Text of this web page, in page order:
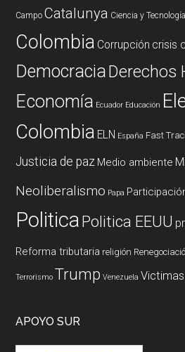
Campo Catalunya Ciencia y Tecnología
Colombia Corrupción crisis
DemocraciaDerechos
Economía Ecuador Educación
Colombia ELN España Fast
Justicia de paz Medio ambiente
Neoliberalismo Papa
PoliticaPolitica EEUU
Reforma tributaria religión
Terrorismo Trump Venezuela Victimas
APOYO SUR